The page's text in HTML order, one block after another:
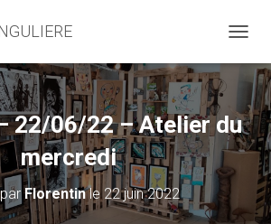
É
I
E
R
A
22/06/22 – Atelier du
mercredi
Florentinle 22 juin 2022